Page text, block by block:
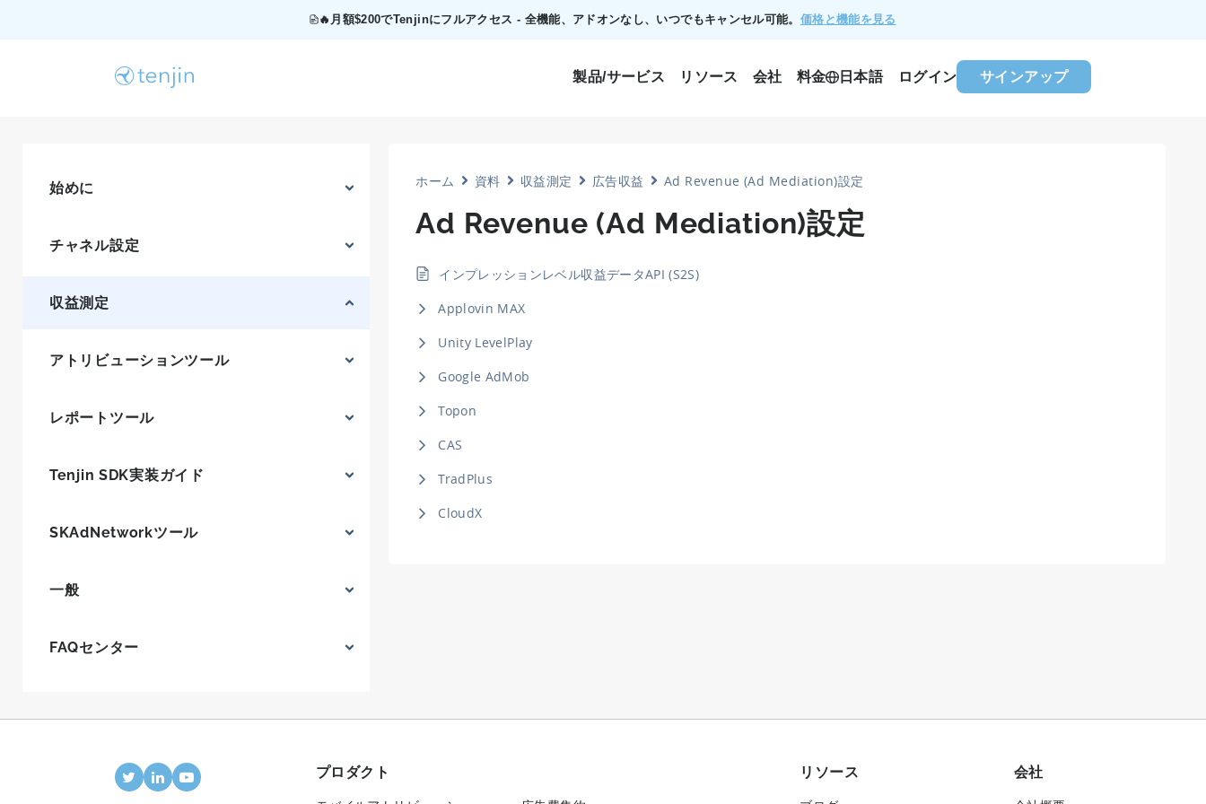
🔥月額$200でTenjinにフルアクセス - 全機能、アドオンなし、いつでもキャンセル可能。 価格と機能を見る
製品/サービス リソース 会社 料金 日本語 ログイン サインアップ
始めに
チャネル設定
収益測定
アトリビューションツール
レポートツール
Tenjin SDK実装ガイド
SKAdNetworkツール
一般
FAQセンター
ホーム 資料 収益測定 広告収益 Ad Revenue (Ad Mediation)設定
Ad Revenue (Ad Mediation)設定
インプレッションレベル収益データAPI (S2S)
Applovin MAX
Unity LevelPlay
Google AdMob
Topon
CAS
TradPlus
CloudX
プロダクト リソース 会社